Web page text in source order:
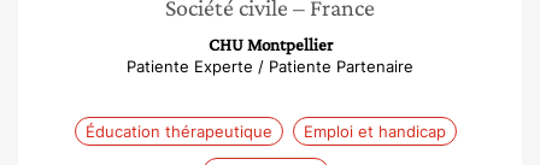
Société civile – France
CHU Montpellier
Patiente Experte / Patiente Partenaire
Éducation thérapeutique Emploi et handicap